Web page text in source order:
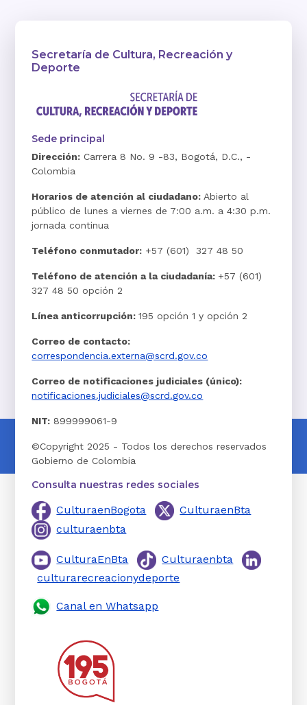
Secretaría de Cultura, Recreación y
Deporte
Sede principal
Dirección: Carrera 8 No. 9 -83, Bogotá, D.C., -
Colombia
Horarios de atención al ciudadano: Abierto al
público de lunes a viernes de 7:00 a.m. a 4:30 p.m.
jornada continua
Teléfono conmutador: +57 (601) 327 48 50
Teléfono de atención a la ciudadanía: +57 (601)
327 48 50 opción 2
Línea anticorrupción:195 opción 1 y opción 2
Correo de contacto:
correspondencia.externa@scrd.gov.co
Correo de notificaciones judiciales (único):
notificaciones.judiciales@scrd.gov.co
NIT: 899999061-9
©Copyright 2025 - Todos los derechos reservados
Gobierno de Colombia
Consulta nuestras redes sociales
CulturaenBogota
CulturaenBta
culturaenbta
CulturaEnBta
Culturaenbta
culturarecreacionydeporte
Canal en Whatsapp